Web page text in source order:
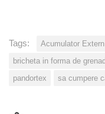
Tags:
Acumulator
bricheta in forma de
pandortex
sa cumpere